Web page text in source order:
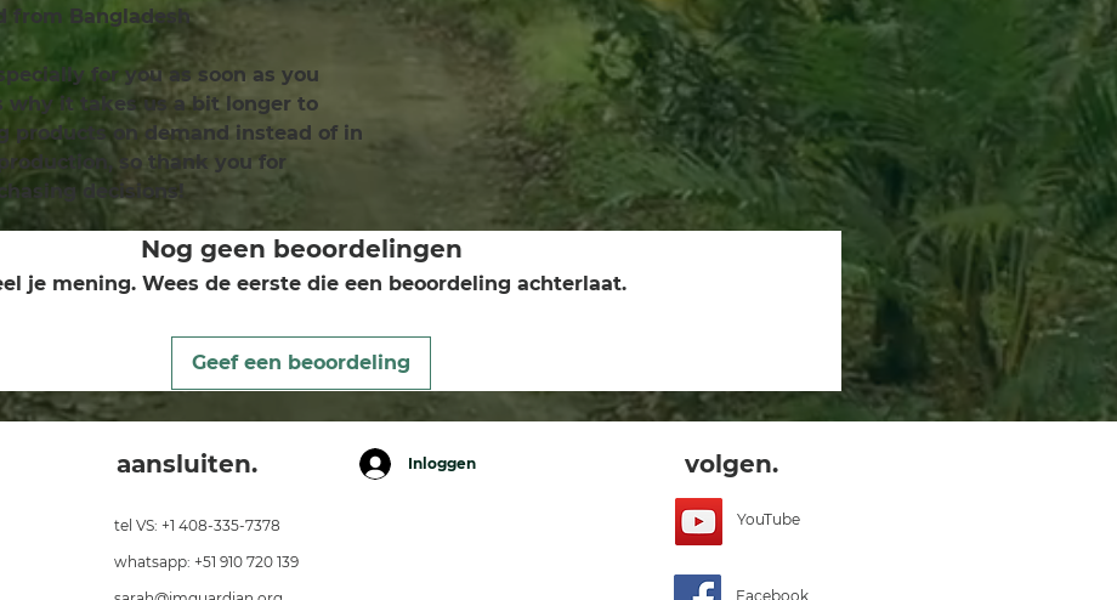
from Bangladesh
for you as soon as you
why it takes us a bit longer to
products on demand instead of in
so thank you for
decisions!
Nog geen beoordelingen
je mening. Wees de eerste die een beoordeling achterlaat.
Geef een beoordeling
aansluiten. Inloggen
tel VS: +1 408-335-7378
whatsapp: +51 910 720 139
volgen.
YouTube
Facebook